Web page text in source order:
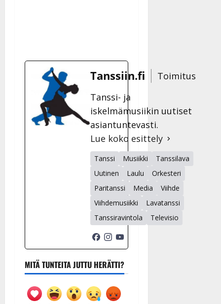
Tanssiin.fi
Toimitus
Tanssi- ja
iskelmämusiikin uutiset
asiantuntevasti.
Lue koko esittely
Tanssi Musiikki
Tanssilava
Uutinen
Laulu
Orkesteri
Paritanssi
Media
Viihde
Viihdemusiikki
Lavatanssi
Tanssiravintola
Televisio
MITÄ TUNTEITA JUTTU HERÄTTI?